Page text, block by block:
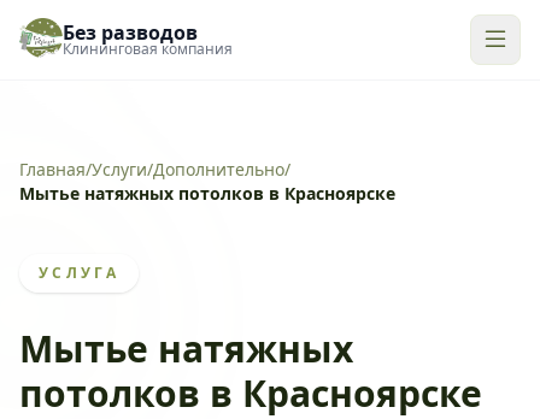
Без разводов
Клининговая компания
Главная/Услуги/Дополнительно/
Мытье натяжных потолков в Красноярске
УСЛУГА
Мытье натяжных
потолков в Красноярске